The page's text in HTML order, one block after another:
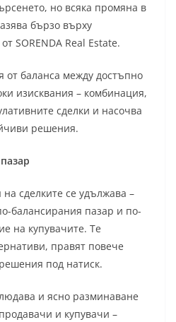
но всяка промяна в
бързо върху
SORENDA Real Estate.
от баланса между достъпно
изисквания – комбинация,
сделки и насочва
решения.
сделките се удължава –
балансирания пазар и по-
на купувачите. Те
правят повече
под натиск.
и ясно разминаване
и купувачи –